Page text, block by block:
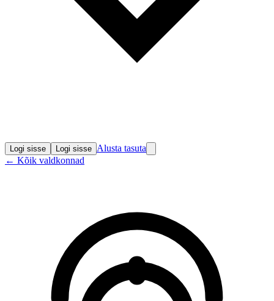
Logi sisse Logi sisse Alusta tasuta
← Kõik valdkonnad